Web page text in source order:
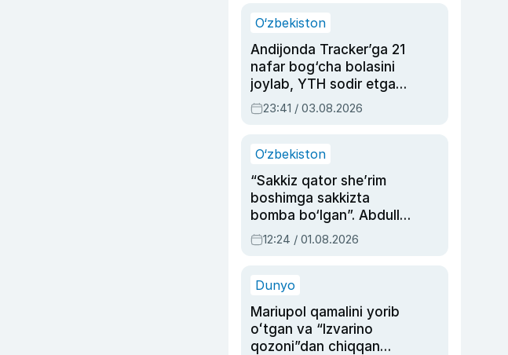
O‘zbekiston
Andijonda Tracker’ga 21
nafar bog‘cha bolasini
joylab, YTH sodir etgan
ayolga sud hukmi o‘qildi
23:41 / 03.08.2026
O‘zbekiston
“Sakkiz qator she’rim
boshimga sakkizta
bomba bo‘lgan”. Abdulla
Oripovni siyosiy
ayblovlardan asrab
12:24 / 01.08.2026
Dunyo
Mariupol qamalini yorib
oʻtgan va “Izvarino
qozoni”dan chiqqan